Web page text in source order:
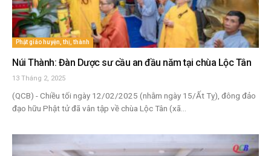
Phật giáo huyện, thị, thành
Núi Thành: Đàn Dược sư cầu an đầu năm tại chùa Lộc Tân
13 Tháng 2, 2025
(QCB) - Chiều tối ngày 12/02/2025 (nhằm ngày 15/Ất Tỵ), đông đảo
đạo hữu Phật tử đã vân tập về chùa Lộc Tân (xã...